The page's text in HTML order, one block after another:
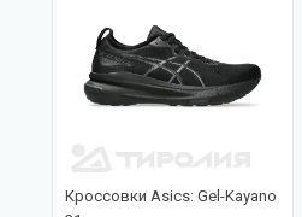
Кроссовки Asics: Gel-Kayano